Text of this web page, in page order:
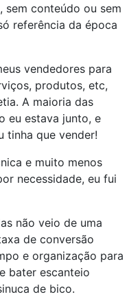
sem conteúdo ou sem
referência da época
vendedores para
produtos, etc,
A maioria das
eu estava junto, e
tinha que vender!
e muito menos
necessidade, eu fui
não veio de uma
de conversão
e organização para
bater escanteio
de bico.